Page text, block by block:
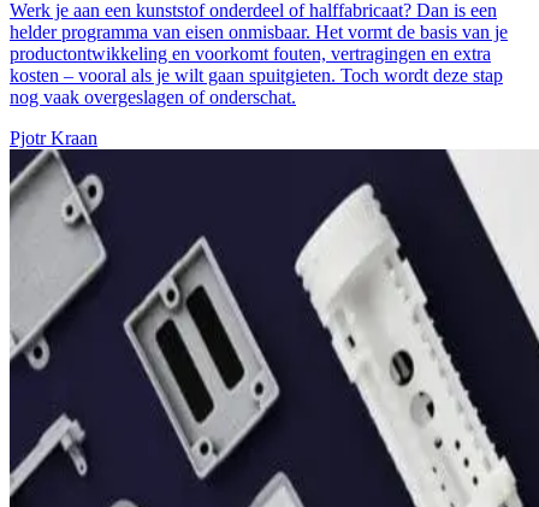
Werk je aan een kunststof onderdeel of halffabricaat? Dan is een
helder programma van eisen onmisbaar. Het vormt de basis van je
productontwikkeling en voorkomt fouten, vertragingen en extra
kosten – vooral als je wilt gaan spuitgieten. Toch wordt deze stap
nog vaak overgeslagen of onderschat.
Pjotr Kraan